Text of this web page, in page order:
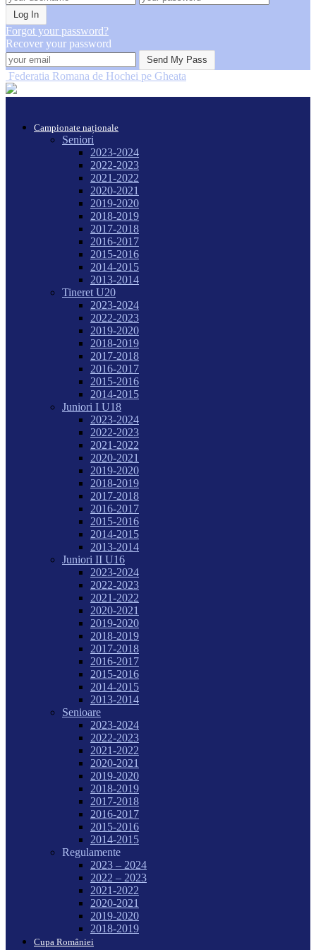
Forgot your password?
Recover your password
Federatia Romana de Hochei pe Gheata
Campionate naționale
Seniori
2023-2024
2022-2023
2021-2022
2020-2021
2019-2020
2018-2019
2017-2018
2016-2017
2015-2016
2014-2015
2013-2014
Tineret U20
2023-2024
2022-2023
2019-2020
2018-2019
2017-2018
2016-2017
2015-2016
2014-2015
Juniori I U18
2023-2024
2022-2023
2021-2022
2020-2021
2019-2020
2018-2019
2017-2018
2016-2017
2015-2016
2014-2015
2013-2014
Juniori II U16
2023-2024
2022-2023
2021-2022
2020-2021
2019-2020
2018-2019
2017-2018
2016-2017
2015-2016
2014-2015
2013-2014
Senioare
2023-2024
2022-2023
2021-2022
2020-2021
2019-2020
2018-2019
2017-2018
2016-2017
2015-2016
2014-2015
Regulamente
2023 – 2024
2022 – 2023
2021-2022
2020-2021
2019-2020
2018-2019
Cupa României